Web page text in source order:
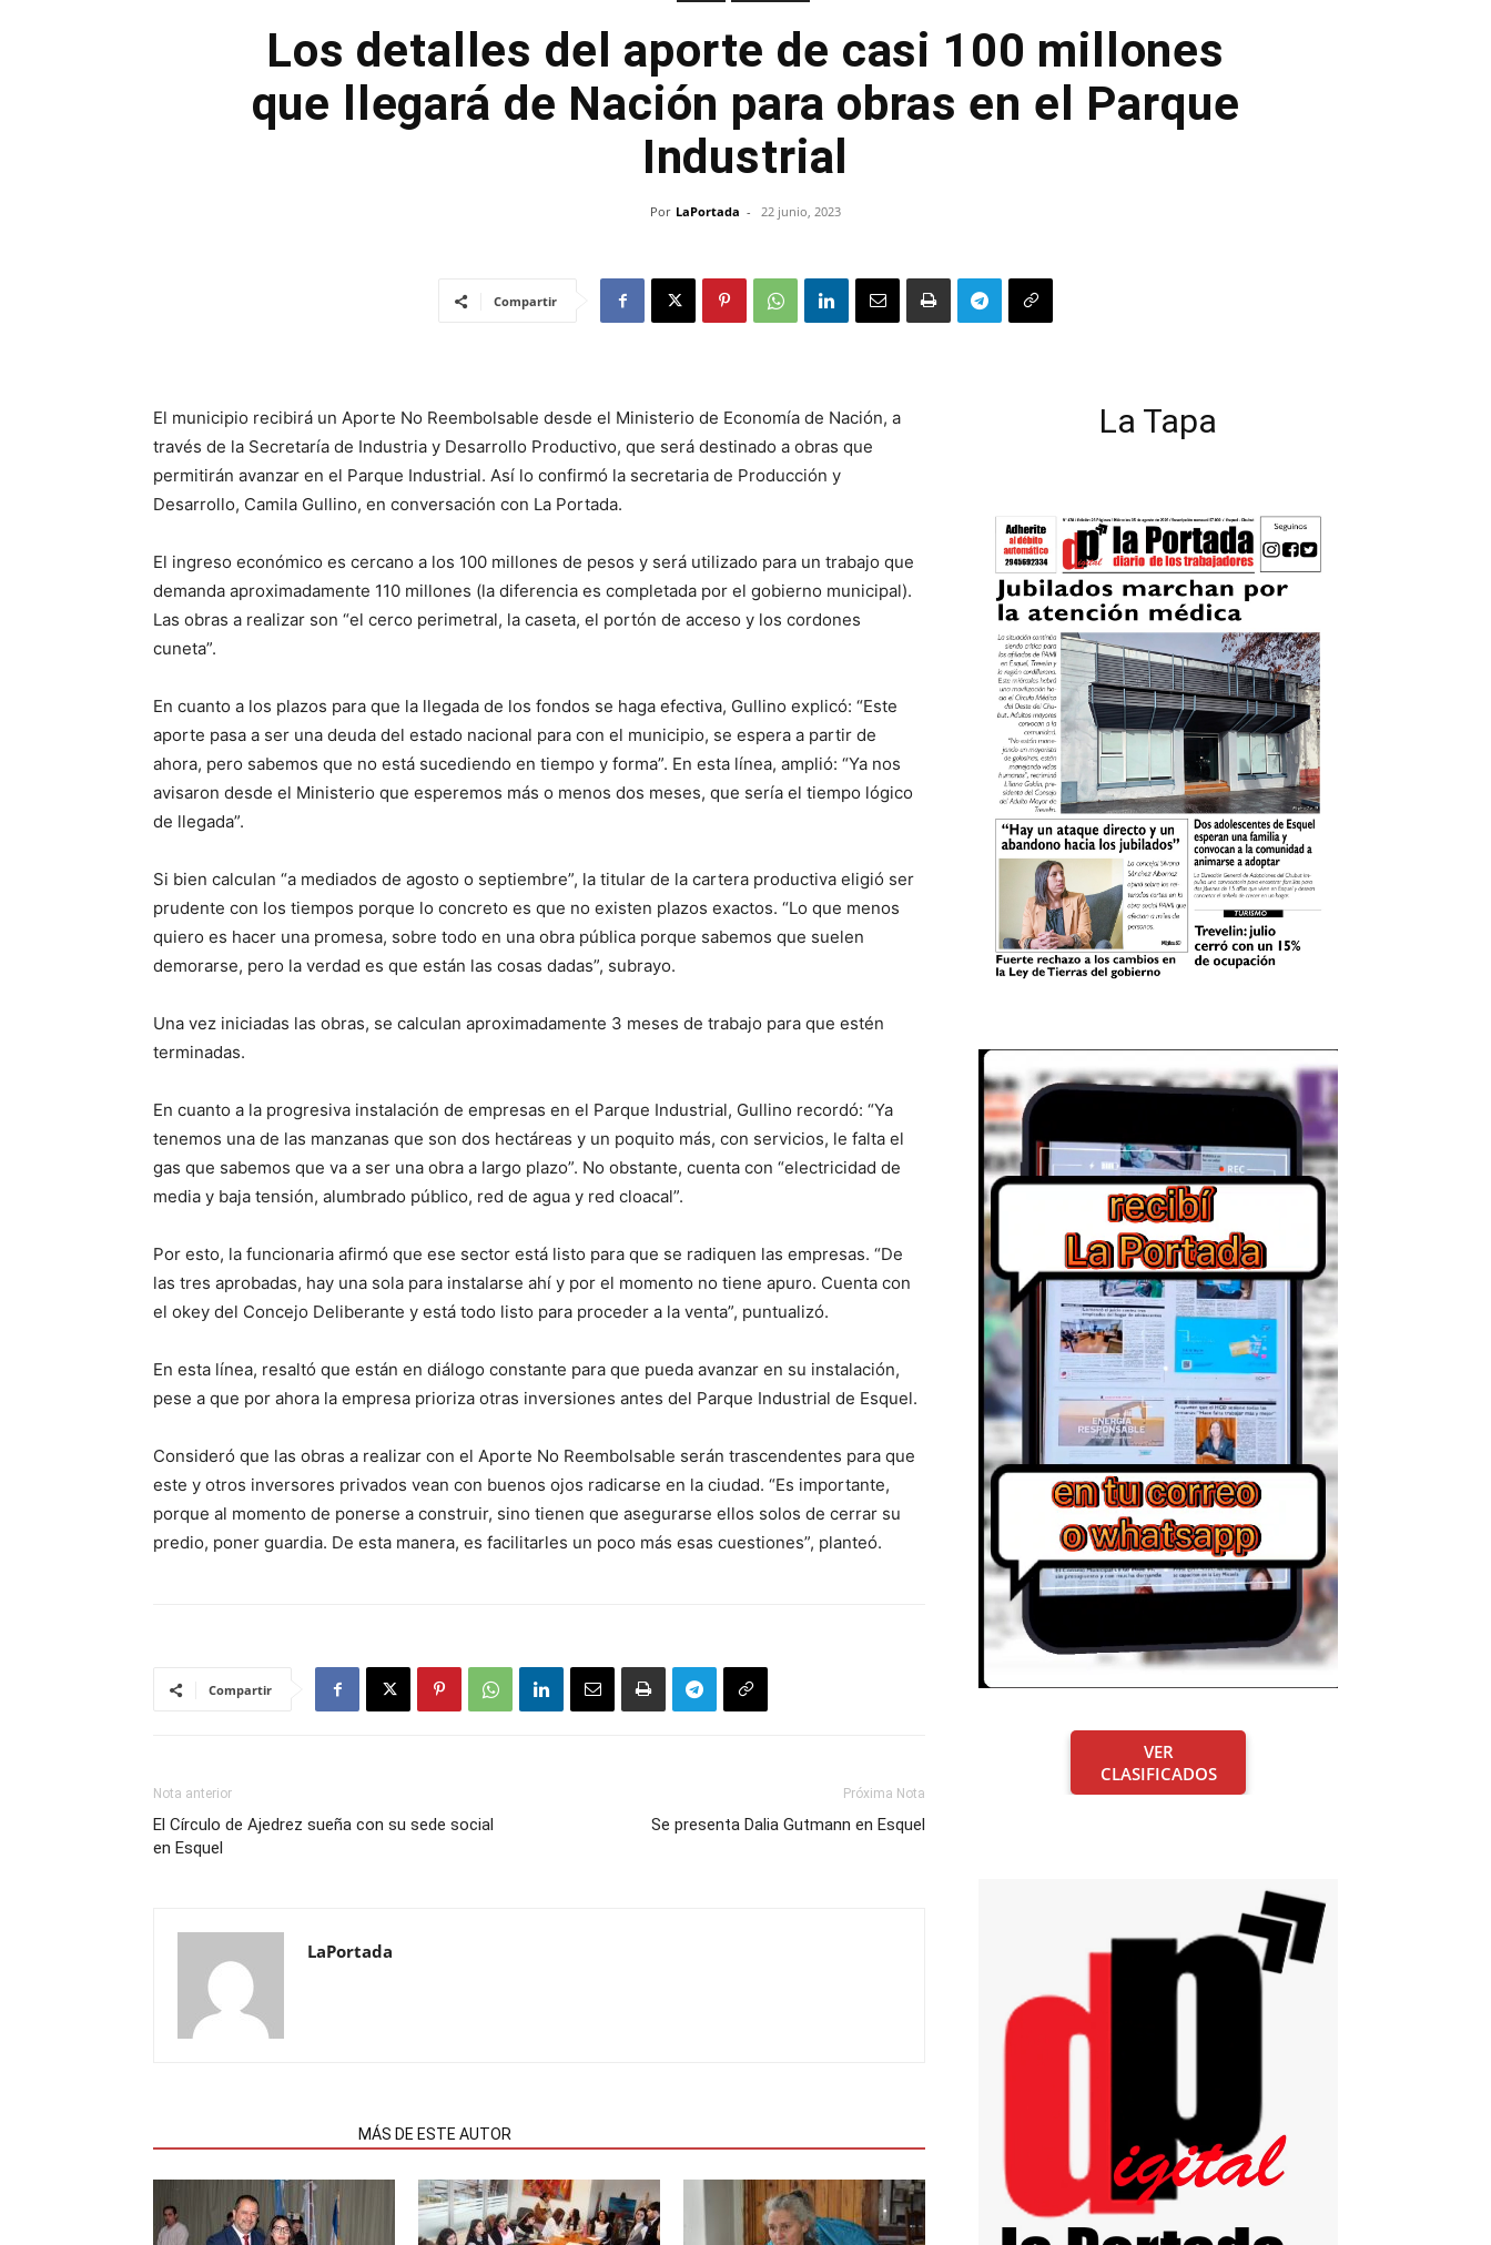
Los detalles del aporte de casi 100 millones
que llegará de Nación para obras en el Parque
Industrial
Por LaPortada - 22 junio, 2023
Compartir
El municipio recibirá un Aporte No Reembolsable desde el Ministerio de Economía de Nación, a
través de la Secretaría de Industria y Desarrollo Productivo, que será destinado a obras que
permitirán avanzar en el Parque Industrial. Así lo confirmó la secretaria de Producción y
Desarrollo, Camila Gullino, en conversación con La Portada.
El ingreso económico es cercano a los 100 millones de pesos y será utilizado para un trabajo que
demanda aproximadamente 110 millones (la diferencia es completada por el gobierno municipal).
Las obras a realizar son “el cerco perimetral, la caseta, el portón de acceso y los cordones
cuneta”.
En cuanto a los plazos para que la llegada de los fondos se haga efectiva, Gullino explicó: “Este
aporte pasa a ser una deuda del estado nacional para con el municipio, se espera a partir de
ahora, pero sabemos que no está sucediendo en tiempo y forma”. En esta línea, amplió: “Ya nos
avisaron desde el Ministerio que esperemos más o menos dos meses, que sería el tiempo lógico
de llegada”.
Si bien calculan “a mediados de agosto o septiembre”, la titular de la cartera productiva eligió ser
prudente con los tiempos porque lo concreto es que no existen plazos exactos. “Lo que menos
quiero es hacer una promesa, sobre todo en una obra pública porque sabemos que suelen
demorarse, pero la verdad es que están las cosas dadas”, subrayo.
Una vez iniciadas las obras, se calculan aproximadamente 3 meses de trabajo para que estén
terminadas.
En cuanto a la progresiva instalación de empresas en el Parque Industrial, Gullino recordó: “Ya
tenemos una de las manzanas que son dos hectáreas y un poquito más, con servicios, le falta el
gas que sabemos que va a ser una obra a largo plazo”. No obstante, cuenta con “electricidad de
media y baja tensión, alumbrado público, red de agua y red cloacal”.
Por esto, la funcionaria afirmó que ese sector está listo para que se radiquen las empresas. “De
las tres aprobadas, hay una sola para instalarse ahí y por el momento no tiene apuro. Cuenta con
el okey del Concejo Deliberante y está todo listo para proceder a la venta”, puntualizó.
En esta línea, resaltó que están en diálogo constante para que pueda avanzar en su instalación,
pese a que por ahora la empresa prioriza otras inversiones antes del Parque Industrial de Esquel.
Consideró que las obras a realizar con el Aporte No Reembolsable serán trascendentes para que
este y otros inversores privados vean con buenos ojos radicarse en la ciudad. “Es importante,
porque al momento de ponerse a construir, sino tienen que asegurarse ellos solos de cerrar su
predio, poner guardia. De esta manera, es facilitarles un poco más esas cuestiones”, planteó.
Compartir
Nota anterior
El Círculo de Ajedrez sueña con su sede social
en Esquel
Próxima Nota
Se presenta Dalia Gutmann en Esquel
LaPortada
MÁS DE ESTE AUTOR
La Tapa
VER
CLASIFICADOS